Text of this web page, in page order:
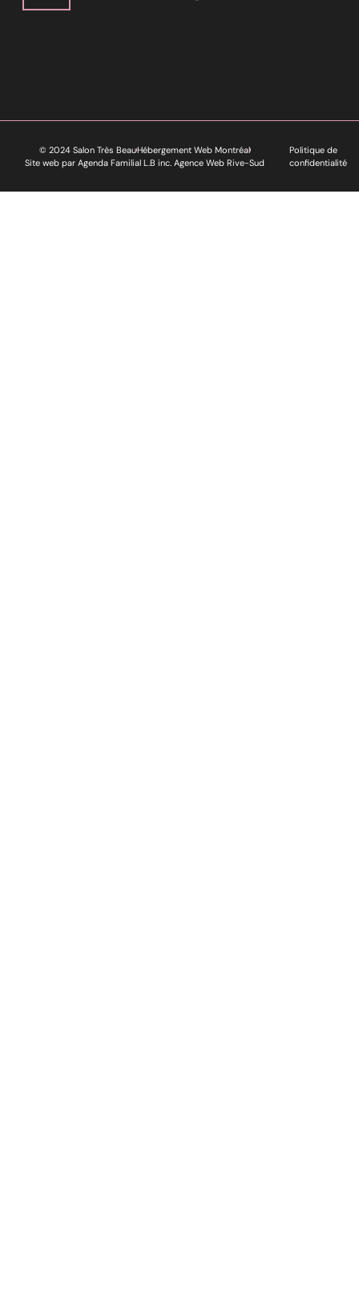
© 2024 Salon Très BeauHébergement Web Montréal
Site web par Agenda Familial L.B inc. Agence Web Rive-Sud
Politique de
confidentialité